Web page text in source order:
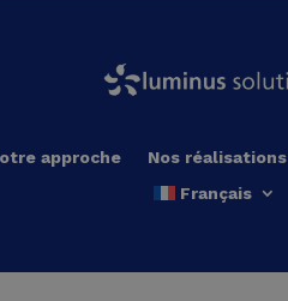
approche Nos réalisations
Français